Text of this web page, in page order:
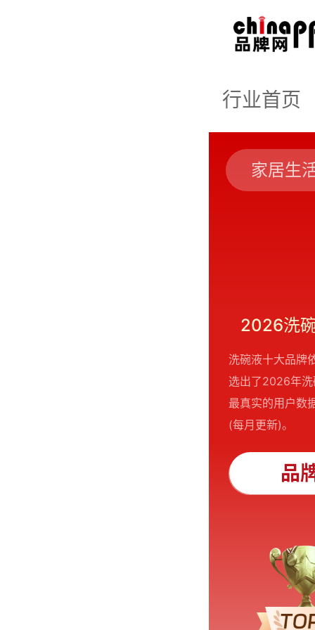
行业首页
2026洗
洗碗液十大品牌
选出了2026年
最真实的用户数
(每月更新)。
品
家居生